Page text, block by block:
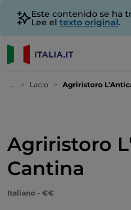
Este contenido se ha
Lee el texto original.
... Lacio Agriristoro
Agriristoro
Cantina
Italiano - €€